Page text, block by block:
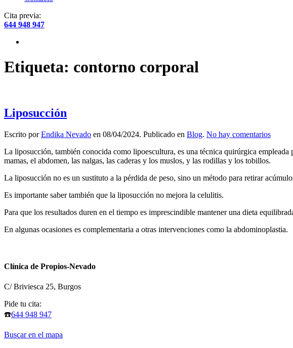
Cita previa:
644 948 947
Etiqueta: contorno corporal
Liposucción
Escrito porEndika Nevado en 08/04/2024. Publicado en Blog. No hay comentariosen
La liposucción, también conocida como lipoescultura, es una técnica quirúrgica
mamas, el abdomen, las nalgas, las caderas y los muslos, y las rodillas y los tobillos.
La liposucción no es un sustituto a la pérdida de peso, sino un método para retirar
Es importante saber también que la liposucción no mejora la celulitis.
Para que los resultados duren en el tiempo es imprescindible mantener una dieta
En algunas ocasiones es complementaria a otras intervenciones como la abdominoplastia.
Clínica de Propios-Nevado
C/ Briviesca 25, Burgos
Pide tu cita:
☎️644 948 947
Buscar en el mapa